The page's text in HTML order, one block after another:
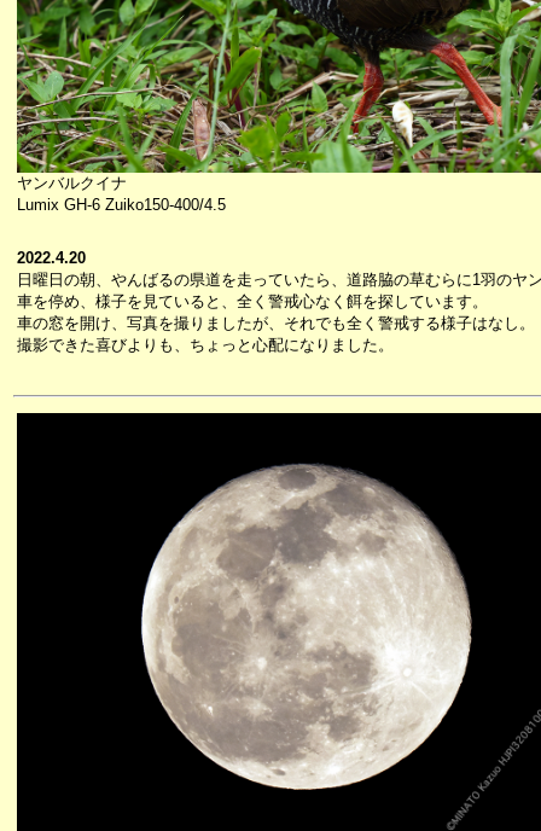
ヤンバルクイナ
Lumix GH-6 Zuiko150-400/4.5
2022.4.20
日曜日の朝、やんばるの県道を走っていたら、道路脇の草むらに1羽のヤ
車を停め、様子を見ていると、全く警戒心なく餌を探しています。
車の窓を開け、写真を撮りましたが、それでも全く警戒する様子はなし。
撮影できた喜びよりも、ちょっと心配になりました。